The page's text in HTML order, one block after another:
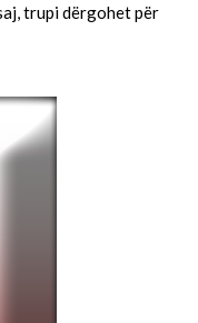
trupi dërgohet për